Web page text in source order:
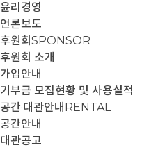
윤리경영
언론보도
후원회 SPONSOR
후원회 소개
가입안내
기부금 모집현황 및 사용실적
공간·대관안내 RENTAL
공간안내
대관공고